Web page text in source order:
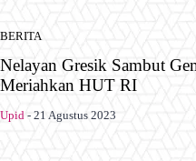
BERITA
Nelayan Gresik Sambut
Meriahkan HUT RI
Upid - 21 Agustus 2023